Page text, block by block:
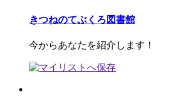
きつねのてぶくろ図書館
今からあなたを紹介します！